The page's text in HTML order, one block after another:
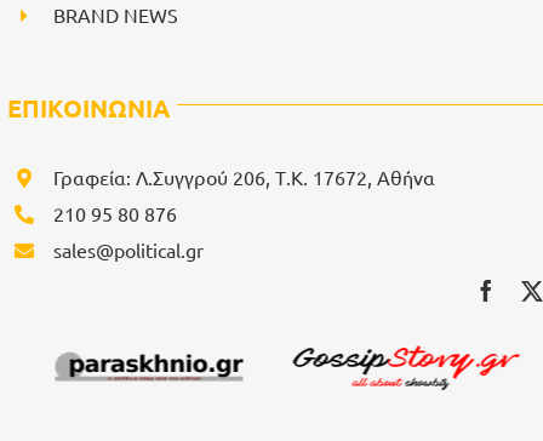
BRAND NEWS
ΕΠΙΚΟΙΝΩΝΙΑ
Γραφεία: Λ.Συγγρού 206, Τ.Κ. 17672, Αθήνα
210 95 80 876
sales@political.gr